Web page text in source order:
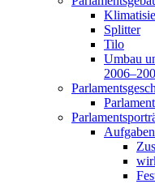
Splitter
Tilo
Umbau